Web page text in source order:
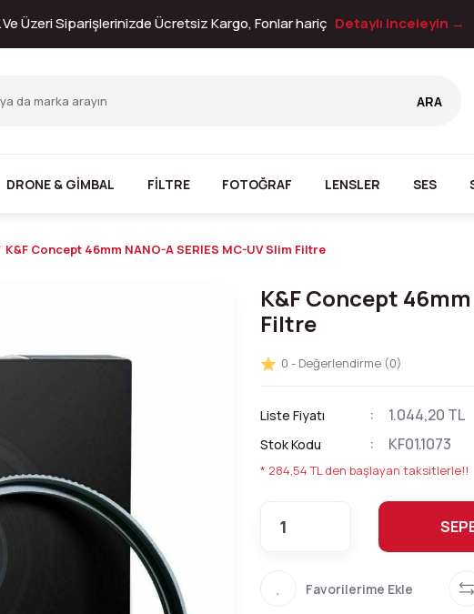
Üzeri Siparişlerinizde Ücretsiz Kargo, Fonlar hariç Detaylı inceleyin →
ARA
DRONE & GİMBAL FİLTRE FOTOĞRAF LENSLER SES
K&F Concept 46mm NANO-A SERIES MC-UV Slim Filtre
K&F Concept
Filtre
0 - Değerlendirme (0)
Liste Fiyatı 1.044,20 TL
Stok Kodu KF01.1073
* 284,54 TL den başlayan taksitlerle!!